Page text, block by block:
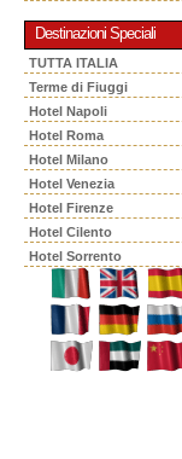
Destinazioni Speciali
TUTTA ITALIA
Terme di Fiuggi
Hotel Napoli
Hotel Roma
Hotel Milano
Hotel Venezia
Hotel Firenze
Hotel Cilento
Hotel Sorrento